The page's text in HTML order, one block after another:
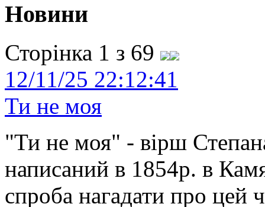
Новини
Сторінка 1 з 69
12/11/25 22:12:41
Ти не моя
"Ти не моя" - вірш
написаний в 1854р. в
спроба нагадати про цей